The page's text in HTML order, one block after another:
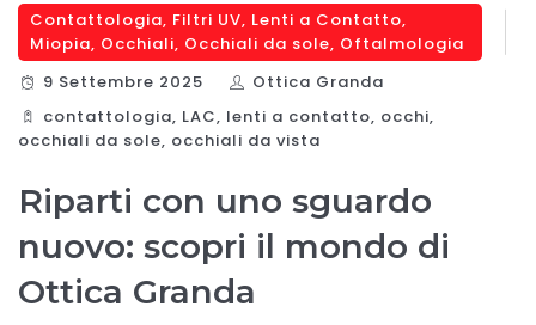
Contattologia, Filtri UV, Lenti a Contatto,
Miopia, Occhiali, Occhiali da sole, Oftalmologia
9 Settembre 2025
Ottica Granda
contattologia, LAC, lenti a contatto, occhi,
occhiali da sole, occhiali da vista
Riparti con uno sguardo
nuovo: scopri il mondo di
Ottica Granda